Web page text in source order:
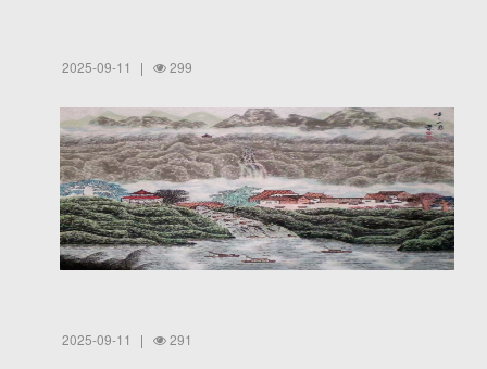
2025-09-11 299
2025-09-11 291